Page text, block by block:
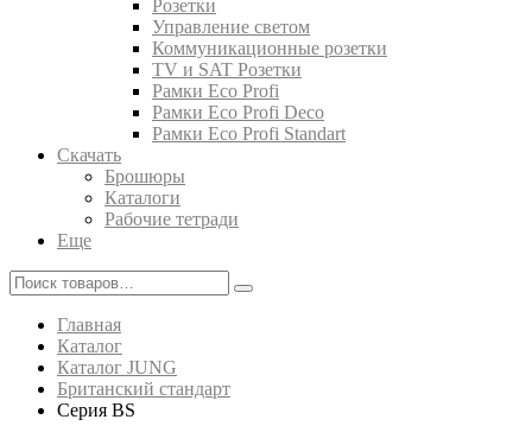
Розетки
Управление светом
Коммуникационные розетки
TV и SAT Розетки
Рамки Eco Profi
Рамки Eco Profi Deco
Рамки Eco Profi Standart
Скачать
Брошюры
Каталоги
Рабочие тетради
Еще
Главная
Каталог
Каталог JUNG
Британский стандарт
Серия BS